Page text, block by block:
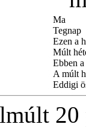
Ma
Tegnap
Ezen a
Múlt
Ebben
A múlt
Eddigi
20